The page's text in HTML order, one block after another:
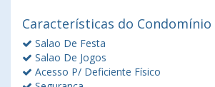
Características do Condomínio
Salao De Festa
Salao De Jogos
Acesso P/ Deficiente Físico